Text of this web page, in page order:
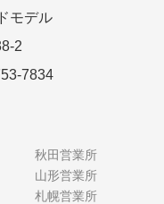
モデル
2
7834
秋田営業所
山形営業所
札幌営業所